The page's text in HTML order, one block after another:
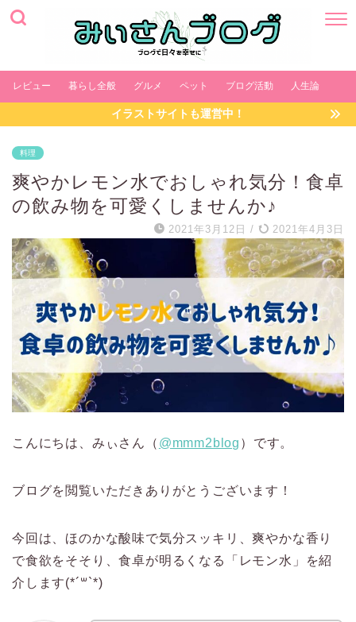
レビュー 暮らし全般 グルメ ペット ブログ活動 人生論
イラストサイトも運営中！
料理
爽やかレモン水でおしゃれ気分！食卓
の飲み物を可愛くしませんか♪
2021年3月12日 / 2021年4月3日
こんにちは、みぃさん（ @mmm2blog ）です。
ブログを閲覧いただきありがとうございます！
今回は、ほのかな酸味で気分スッキリ、爽やかな香り
で食欲をそそり、食卓が明るくなる「レモン水」を紹
介します(*´꒳`*)